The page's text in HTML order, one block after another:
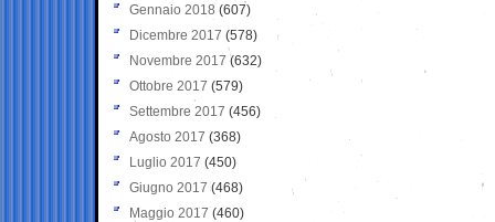
Gennaio 2018 (607)
Dicembre 2017 (578)
Novembre 2017 (632)
Ottobre 2017 (579)
Settembre 2017 (456)
Agosto 2017 (368)
Luglio 2017 (450)
Giugno 2017 (468)
Maggio 2017 (460)